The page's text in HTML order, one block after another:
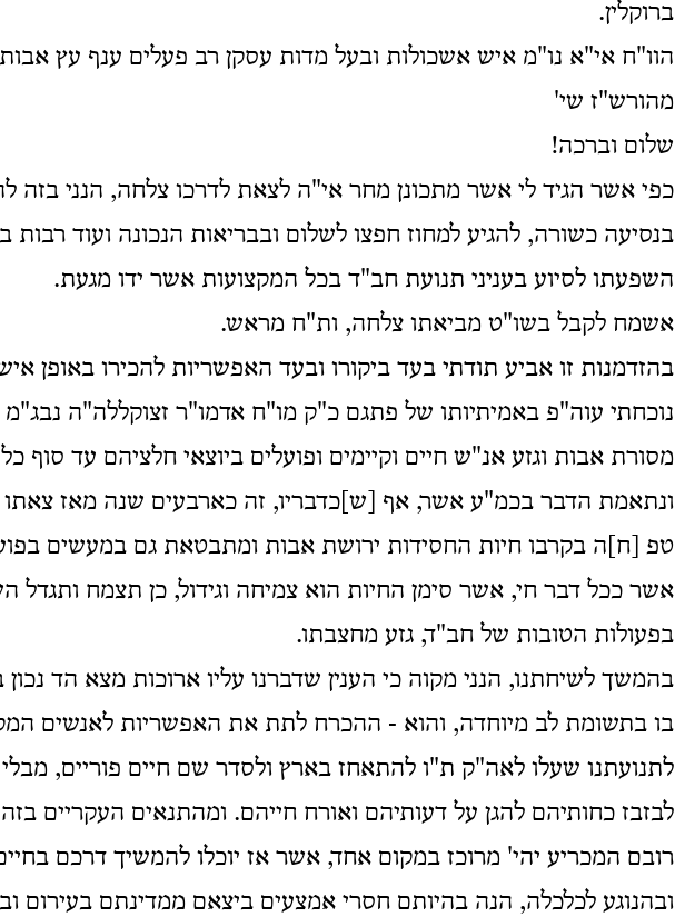
ברוקלין.
הוו"ח אי"א נו"מ איש אשכולות ובעל מדות עסקן רב פעלים ענף עץ אבות
מהורש"ז שי'
שלום וברכה!
כפי אשר הגיד לי אשר מתכונן מחר אי"ה לצאת לדרכו צלחה, הנני בזה
בנסיעה כשורה, להגיע למחוז חפצו לשלום ובבריאות הנכונה ועוד רבות
השפעתו לסיוע בעניני תנועת חב"ד בכל המקצועות אשר ידו מגעת.
אשמח לקבל בשו"ט מביאתו צלחה, ות"ח מראש.
בהזדמנות זו אביע תודתי בעד ביקורו ובעד האפשריות להכירו באופן
נוכחתי עוה"פ באמיתיותו של פתגם כ"ק מו"ח אדמו"ר זצוקללה"ה
מסורת אבות וגזע אנ"ש חיים וקיימים ופועלים ביוצאי חלציהם עד סוף
ונתאמת הדבר בכמ"ע אשר, אף [ש]כדבריו, זה כארבעים שנה מאז צאתו
טפ [ח]ה בקרבו חיות החסידות ירושת אבות ומתבטאת גם במעשים
אשר ככל דבר חי, אשר סימן החיות הוא צמיחה וגידול, כן תצמח ותגדל
בפעולות הטובות של חב"ד, גזע מחצבתו.
בהמשך לשיחתנו, הנני מקוה כי הענין שדברנו עליו ארוכות מצא הד נכון
בו בתשומת לב מיוחדה, והוא - ההכרח לתת את האפשריות לאנשים
לתנועתנו שעלו לאה"ק ת"ו להתאחז בארץ ולסדר שם חיים פוריים, מבלי
לבזבז כחותיהם להגן על דעותיהם ואורח חייהם. ומהתנאים העקריים
רובם המכריע יהי' מרוכז במקום אחד, אשר אז יוכלו להמשיך דרכם
ובהנוגע לכלכלה, הנה בהיותם חסרי אמצעים ביצאם ממדינתם בעירום